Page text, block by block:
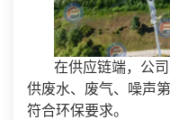
在供应链端，公
供废水、废气、噪声
符合环保要求。